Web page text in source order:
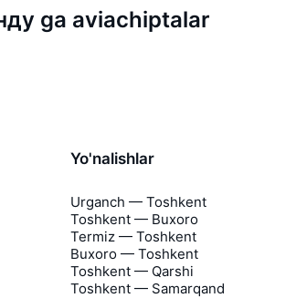
ga aviachiptalar
Yo'nalishlar
Urganch — Toshkent
Toshkent — Buxoro
Termiz — Toshkent
Buxoro — Toshkent
Toshkent — Qarshi
Toshkent — Samarqand